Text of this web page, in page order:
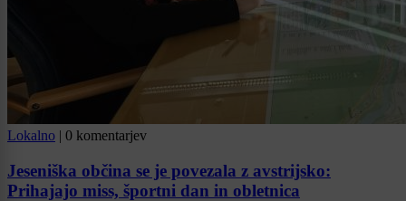
Lokalno | 0 komentarjev
Jeseniška občina se je povezala z avstrijsko:
Prihajajo miss, športni dan in obletnica